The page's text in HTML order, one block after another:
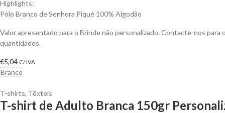
Highlights:
Pólo Branco de Senhora Piqué 100% Algodão
Valor apresentado para o Brinde não personalizado. Contacte-nos
quantidades.
€5,04 C/ IVA
Branco
T-shirts, Têxteis
T-shirt de Adulto Branca 150gr